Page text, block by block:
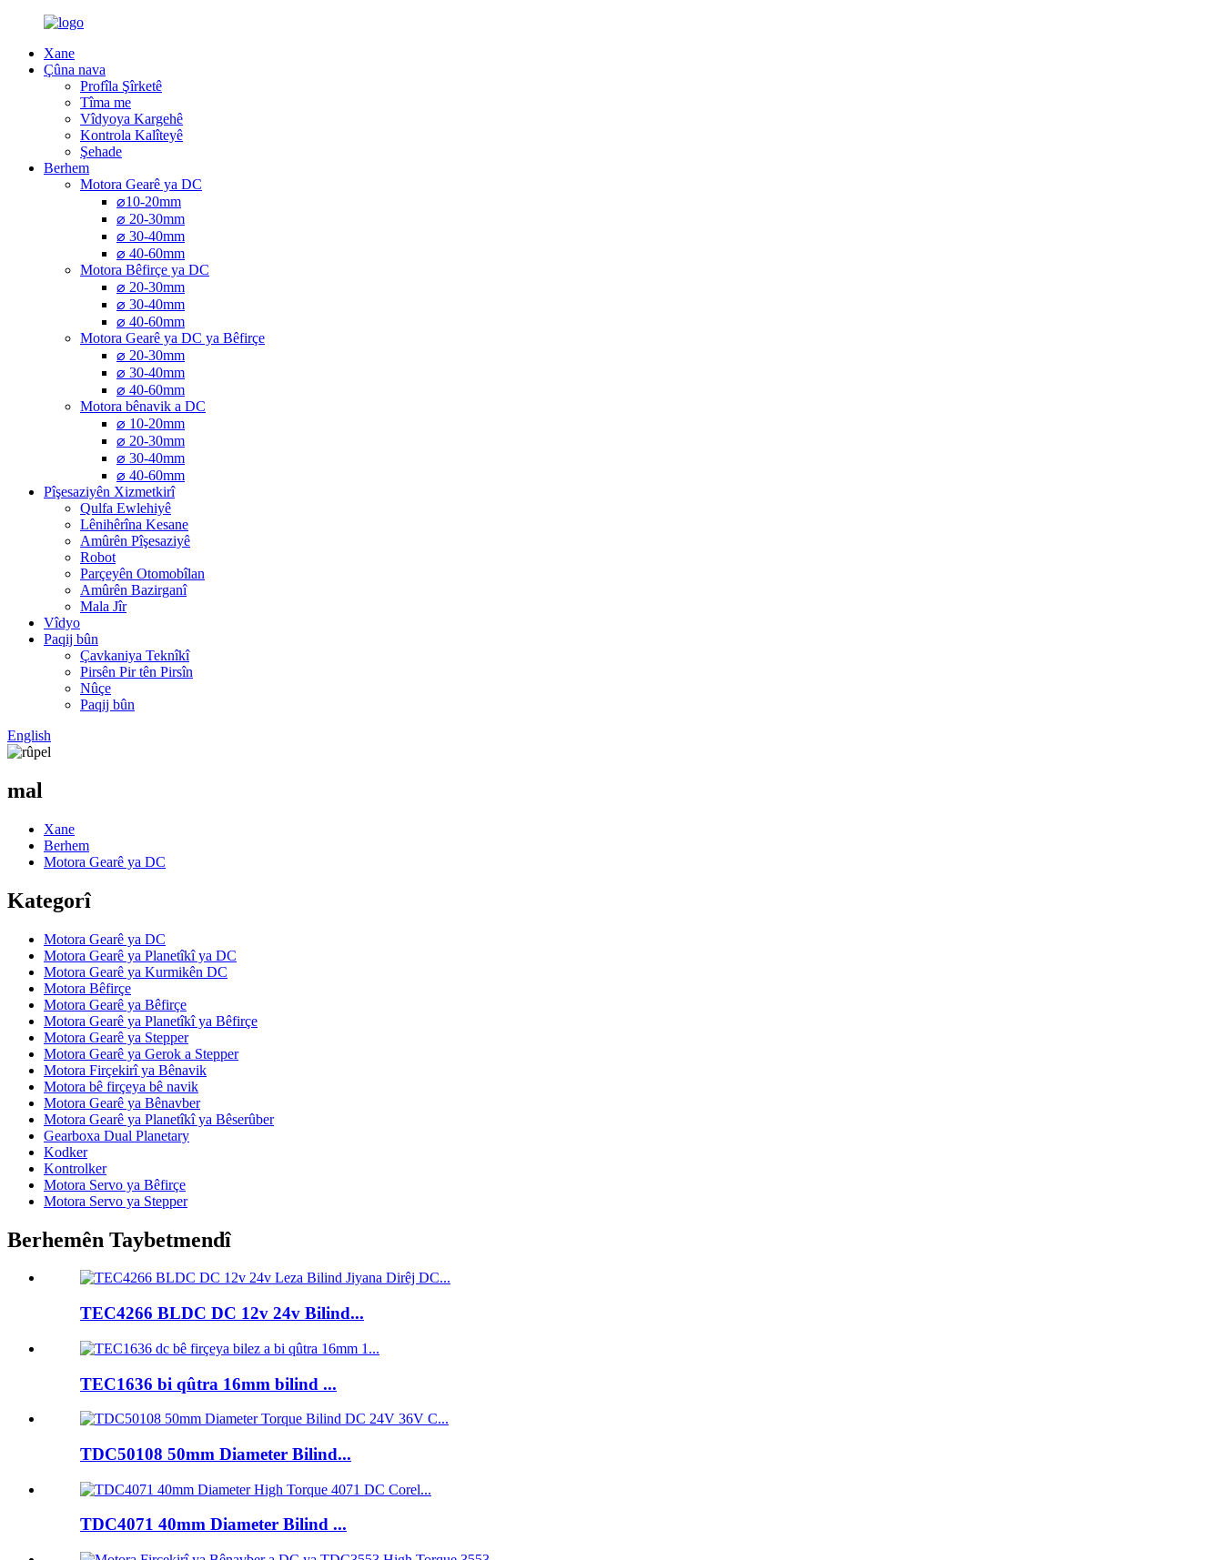
Xane
Çûna nava
Profîla Şîrketê
Tîma me
Vîdyoya Kargehê
Kontrola Kalîteyê
Şehade
Berhem
Motora Gearê ya DC
⌀10-20mm
⌀ 20-30mm
⌀ 30-40mm
⌀ 40-60mm
Motora Bêfirçe ya DC
⌀ 20-30mm
⌀ 30-40mm
⌀ 40-60mm
Motora Gearê ya DC ya Bêfirçe
⌀ 20-30mm
⌀ 30-40mm
⌀ 40-60mm
Motora bênavik a DC
⌀ 10-20mm
⌀ 20-30mm
⌀ 30-40mm
⌀ 40-60mm
Pîşesaziyên Xizmetkirî
Qulfa Ewlehiyê
Lênihêrîna Kesane
Amûrên Pîşesaziyê
Robot
Parçeyên Otomobîlan
Amûrên Bazirganî
Mala Jîr
Vîdyo
Paqij bûn
Çavkaniya Teknîkî
Pirsên Pir tên Pirsîn
Nûçe
Paqij bûn
English
mal
Xane
Berhem
Motora Gearê ya DC
Kategorî
Motora Gearê ya DC
Motora Gearê ya Planetîkî ya DC
Motora Gearê ya Kurmikên DC
Motora Bêfirçe
Motora Gearê ya Bêfirçe
Motora Gearê ya Planetîkî ya Bêfirçe
Motora Gearê ya Stepper
Motora Gearê ya Gerok a Stepper
Motora Firçekirî ya Bênavik
Motora bê firçeya bê navik
Motora Gearê ya Bênavber
Motora Gearê ya Planetîkî ya Bêserûber
Gearboxa Dual Planetary
Kodker
Kontrolker
Motora Servo ya Bêfirçe
Motora Servo ya Stepper
Berhemên Taybetmendî
TEC4266 BLDC DC 12v 24v Bilind...
TEC1636 bi qûtra 16mm bilind ...
TDC50108 50mm Diameter Bilind...
TDC4071 40mm Diameter Bilind ...